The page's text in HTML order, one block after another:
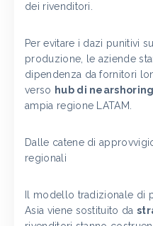
dei rivenditori.
Per evitare i dazi punitivi
produzione, le aziende
dipendenza da fornitori
verso hub di nearshoring
ampia regione LATAM.
Dalle catene di
regionali
Il modello tradizionale di
Asia viene sostituito da